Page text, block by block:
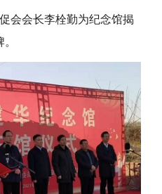
会会长李栓勤为纪念馆揭
。